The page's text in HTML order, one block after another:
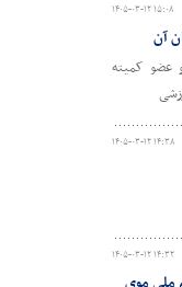
۱۴۰۵-۰۳-۱۲ ۱۵:۰۸
آن
عضو کمیته
۱۴۰۵-۰۳-۱۲ ۱۴:۳۸
۱۴۰۵-۰۳-۱۲ ۱۴:۳۲